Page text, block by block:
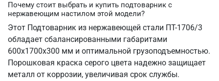
Почему стоит выбрать и купить подтоварник с
нержавеющим настилом этой модели?
Этот Подтоварник из нержавеющей стали ПТ-1706/3
обладает сбалансированными габаритами
600х1700х300 мм и оптимальной грузоподъемностью.
Порошковая краска серого цвета надежно защищает
металл от коррозии, увеличивая срок службы.